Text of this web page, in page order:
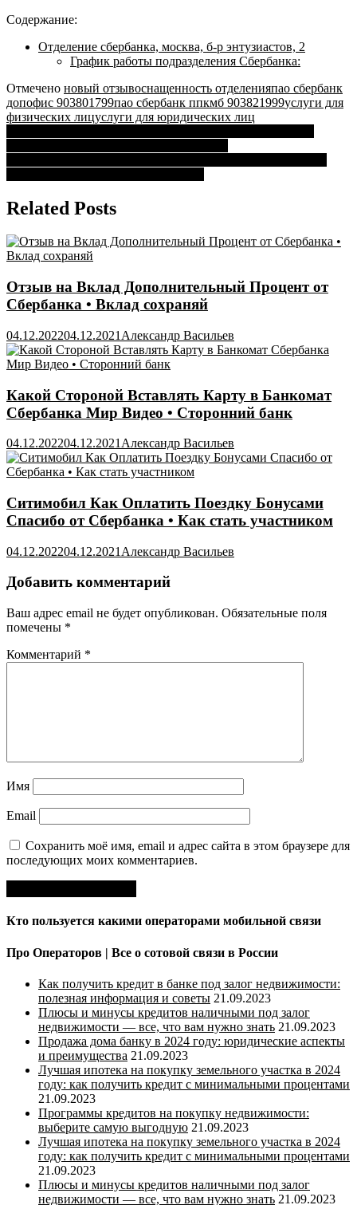
Содержание:
Отделение сбербанка, москва, б-р энтузиастов, 2
График работы подразделения Сбербанка:
Отмечено новый отзывоснащенность отделенияпао сбербанк
допофис 903801799пао сбербанк ппкмб 903821999услуги для
физических лицуслуги для юридических лиц
Навигация
по
записям
Related Posts
Отзыв на Вклад Дополнительный Процент от
Сбербанка • Вклад сохраняй
04.12.202204.12.2021 Александр Васильев
Какой Стороной Вставлять Карту в Банкомат
Сбербанка Мир Видео • Сторонний банк
04.12.202204.12.2021 Александр Васильев
Ситимобил Как Оплатить Поездку Бонусами
Спасибо от Сбербанка • Как стать участником
04.12.202204.12.2021 Александр Васильев
Добавить комментарий
Ваш адрес email не будет опубликован. Обязательные поля
помечены *
Комментарий *
Имя
Email
Сохранить моё имя, email и адрес сайта в этом браузере для
последующих моих комментариев.
Кто пользуется какими операторами мобильной связи
Про Операторов | Все о сотовой связи в России
Как получить кредит в банке под залог недвижимости:
полезная информация и советы 21.09.2023
Плюсы и минусы кредитов наличными под залог
недвижимости — все, что вам нужно знать 21.09.2023
Продажа дома банку в 2024 году: юридические аспекты
и преимущества 21.09.2023
Лучшая ипотека на покупку земельного участка в 2024
году: как получить кредит с минимальными процентами
21.09.2023
Программы кредитов на покупку недвижимости:
выберите самую выгодную 21.09.2023
Лучшая ипотека на покупку земельного участка в 2024
году: как получить кредит с минимальными процентами
21.09.2023
Плюсы и минусы кредитов наличными под залог
недвижимости — все, что вам нужно знать 21.09.2023